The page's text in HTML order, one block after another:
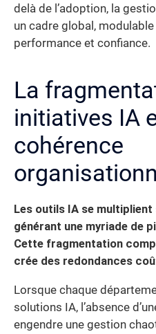
delà de l’adoption, la
un cadre global,
performance et confiance.
La
initiatives IA
cohérence
Les outils IA se
générant une myriade de
Cette fragmentation
crée des redondances
Lorsque chaque
solutions IA, l’absence
engendre une gestion